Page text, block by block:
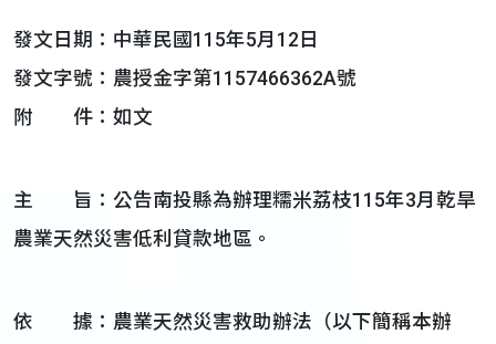
發文日期：中華民國115年5月12日
發文字號：農授金字第1157466362A號
附 件：如文
主 旨：公告南投縣為辦理糯米荔枝115年3月乾旱
農業天然災害低利貸款地區。
依 據：農業天然災害救助辦法（以下簡稱本辦